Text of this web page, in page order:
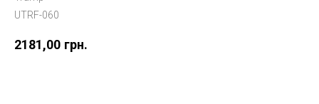
UTRF-060
2181,00 грн.